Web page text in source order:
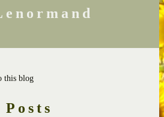
this blog